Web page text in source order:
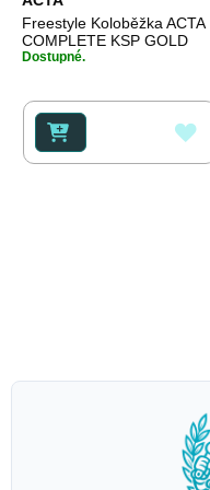
Freestyle Koloběžka ACTA
COMPLETE KSP GOLD
Dostupné.
K